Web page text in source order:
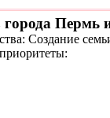
города Пермь
Создание